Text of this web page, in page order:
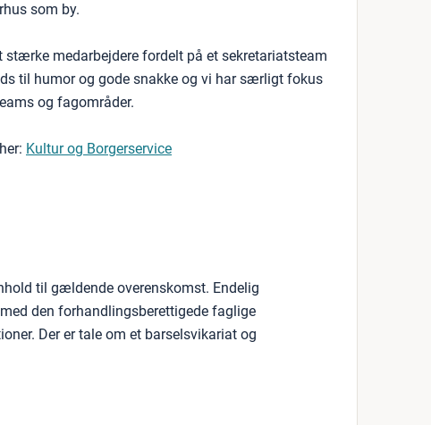
som by.
medarbejdere fordelt på et sekretariatsteam
til humor og gode snakke og vi har særligt fokus
og fagområder.
Kultur og Borgerservice
til gældende overenskomst. Endelig
den forhandlingsberettigede faglige
Der er tale om et barselsvikariat og